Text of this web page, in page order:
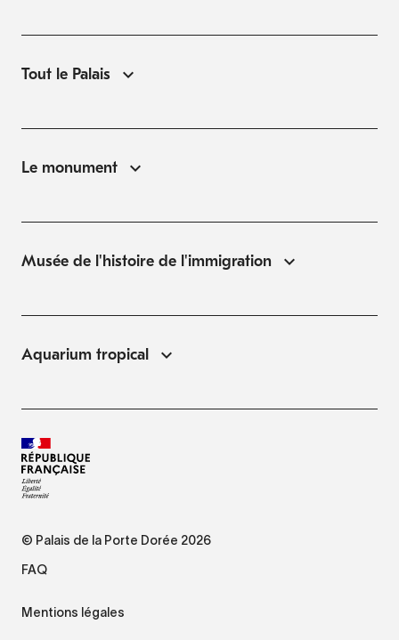
Tout le Palais
Le monument
Musée de l'histoire de l'immigration
Aquarium tropical
© Palais de la Porte Dorée 2026
FAQ
Mentions légales